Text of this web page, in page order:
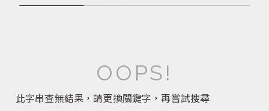
OOPS!
此字串查無結果，請更換關鍵字，再嘗試搜尋